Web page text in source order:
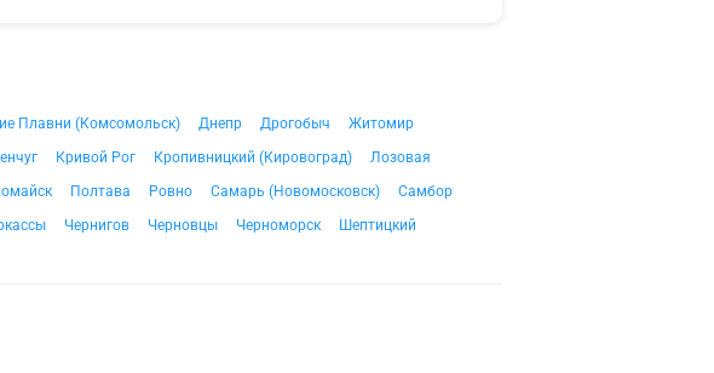
Плавни (Комсомольск) Днепр Дрогобыч
Житомир
Кривой Рог Кропивницкий (Кировоград)
Лозовая
Полтава Ровно Самарь (Новомосковск)
Самбор
Чернигов Черновцы Черноморск Шептицкий